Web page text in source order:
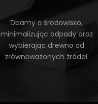
Dbamy o środowisko,
minimalizując odpady oraz
wybierając drewno od
zrównoważonych źródeł.